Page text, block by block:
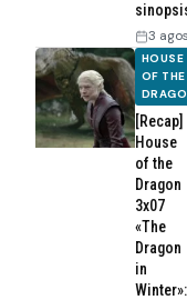
3
HOUSE
OF THE
[Recap]
House
of the
Dragon
3x07
«The
Dragon
in
Winter»: